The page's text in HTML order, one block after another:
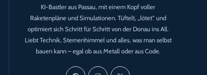
KI-Bastler aus Passau, mit einem Kopf voller
Raketenpläne und Simulationen. Tüftelt, „lötet“ und
optimiert sich Schritt für Schritt von der Donau ins All.
Liebt Technik, Sternenhimmel und alles, was man selbst
bauen kann – egal ob aus Metall oder aus Code.